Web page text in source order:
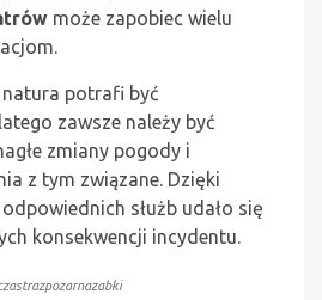
może zapobiec wielu
potrafi być
zawsze należy być
zmiany pogody i
z tym związane. Dzięki
służb udało się
konsekwencji incydentu.